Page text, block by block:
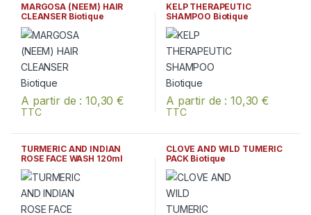
MARGOSA (NEEM) HAIR
CLEANSER Biotique
A partir de :10,30€
TTC
Ce produit a plusieurs variations. Les options peuvent être
KELP THERAPEUTIC
SHAMPOO Biotique
A partir de :10,30€
TTC
Ce produit a plusieurs
TURMERIC AND INDIAN
ROSE FACE WASH 120ml
Soultree
CLOVE AND WILD TUMERIC
PACK Biotique